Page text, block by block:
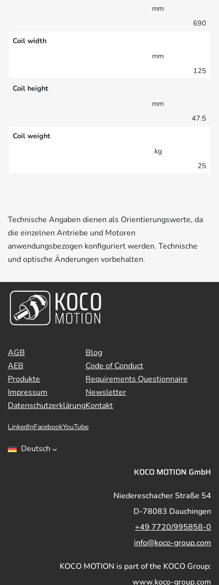
mm
690
Coil width
mm
125
Coil height
mm
47.5
Coil weight
kg
25
Technische Angaben dienen als Orientierungswerte, da
die einzelnen Antriebe und Motoren
anwendungsbezogen konfiguriert werden. Technische
und optische Änderungen vorbehalten.
AGB
AEB
Produkte
Impressum
Datenschutzerklärung
Blog
Code of Conduct
Requirements Questionnaire
Newsletter
Kontakt
LinkedInFacebookYouTube
Deutsch
KOCO MOTION GmbH
Niedereschacher Straße 54
D-78083 Dauchingen
+49 7720/995858-0
info@koco-group.com
KOCO MOTION is part of the KOCO Group:
www.koco-group.com